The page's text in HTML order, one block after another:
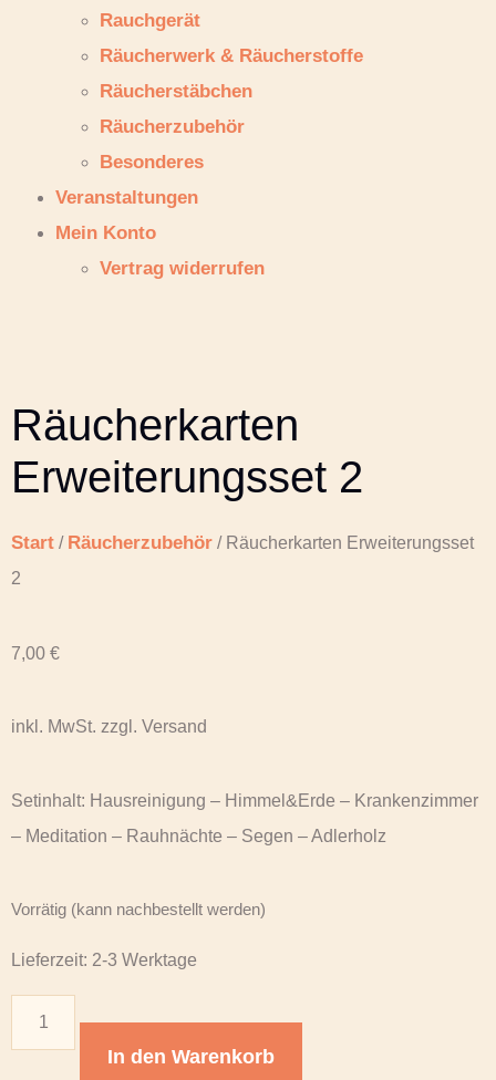
Rauchgerät
Räucherwerk & Räucherstoffe
Räucherstäbchen
Räucherzubehör
Besonderes
Veranstaltungen
Mein Konto
Vertrag widerrufen
Räucherkarten
Erweiterungsset 2
Start / Räucherzubehör / Räucherkarten Erweiterungsset
2
7,00 €
inkl. MwSt. zzgl. Versand
Setinhalt: Hausreinigung – Himmel&Erde – Krankenzimmer
– Meditation – Rauhnächte – Segen – Adlerholz
Vorrätig (kann nachbestellt werden)
Lieferzeit: 2-3 Werktage
In den Warenkorb